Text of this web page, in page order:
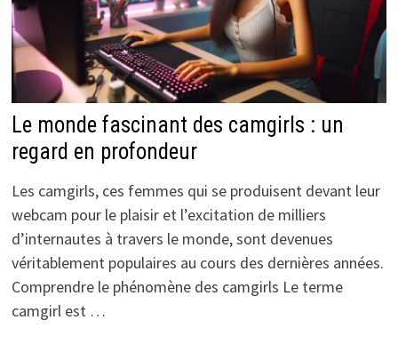
Le monde fascinant des camgirls : un
regard en profondeur
Les camgirls, ces femmes qui se produisent devant leur
webcam pour le plaisir et l’excitation de milliers
d’internautes à travers le monde, sont devenues
véritablement populaires au cours des dernières années.
Comprendre le phénomène des camgirls Le terme
camgirl est …